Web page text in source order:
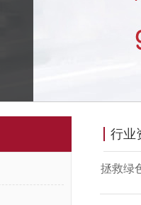
行业
拯救绿